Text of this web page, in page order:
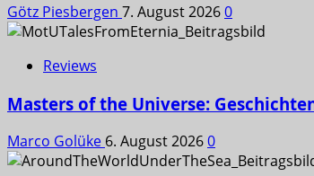
Götz Piesbergen 7. August 20260
Reviews
Masters of the Universe:
Marco Golüke 6. August 20260